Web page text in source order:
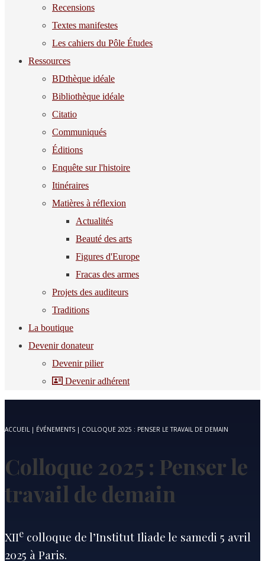
Recensions
Textes manifestes
Les cahiers du Pôle Études
Ressources
BDthèque idéale
Bibliothèque idéale
Citatio
Communiqués
Éditions
Enquête sur l'histoire
Itinéraires
Matières à réflexion
Actualités
Beauté des arts
Figures d'Europe
Fracas des armes
Projets des auditeurs
Traditions
La boutique
Devenir donateur
Devenir pilier
Devenir adhérent
ACCUEIL | ÉVÉNEMENTS | COLLOQUE 2025 : PENSER LE TRAVAIL DE DEMAIN
Colloque 2025 : Penser le
travail de demain
XIIe colloque de l’Institut Iliade le samedi 5 avril
2025 à Paris.